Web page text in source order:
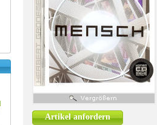
Artikel anfordern